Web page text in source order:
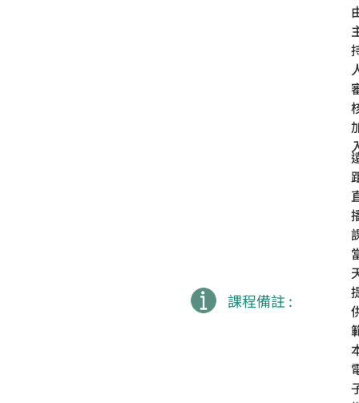
課程備註 :